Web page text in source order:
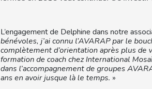
L’engagement de Delphine dans notre
bénévoles, j’ai connu l’AVARAP par le
complètement d’orientation après plus de
formation de coach chez International
dans l’accompagnement de groupes
ans en avoir jusque là le temps. »